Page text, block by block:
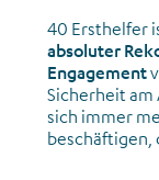
40 Ersthelfer
absoluter
Engagement
Sicherheit am
sich immer
beschäftigen,